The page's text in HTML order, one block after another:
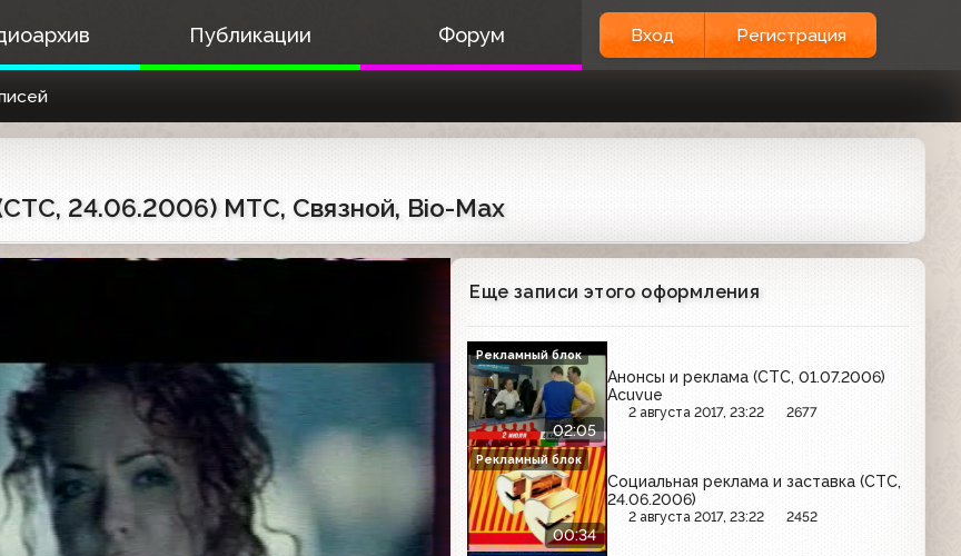
Публикации Форум Вход Регистрация
24.06.2006) МТС, Связной, Bio-Max
Еще записи этого оформления
02:05
Анонсы и реклама (СТС, 01.07.2006)
Acuvue
2 августа 2017, 23:22 2677
Рекламный блок
00:34
Социальная реклама и заставка (СТС,
24.06.2006)
2 августа 2017, 23:22 2452
Рекламный блок